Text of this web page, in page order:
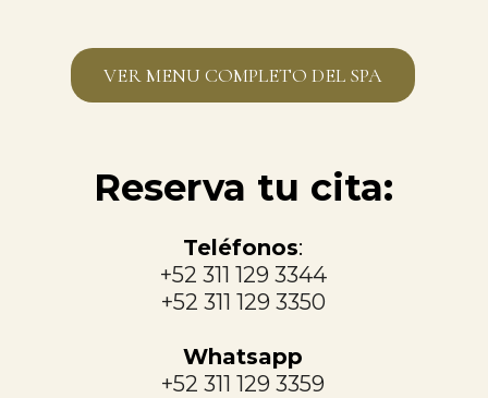
VER MENU COMPLETO DEL SPA
Reserva tu cita:
Teléfonos:
+52 311 129 3344
+52 311 129 3350
Whatsapp
+52 311 129 3359